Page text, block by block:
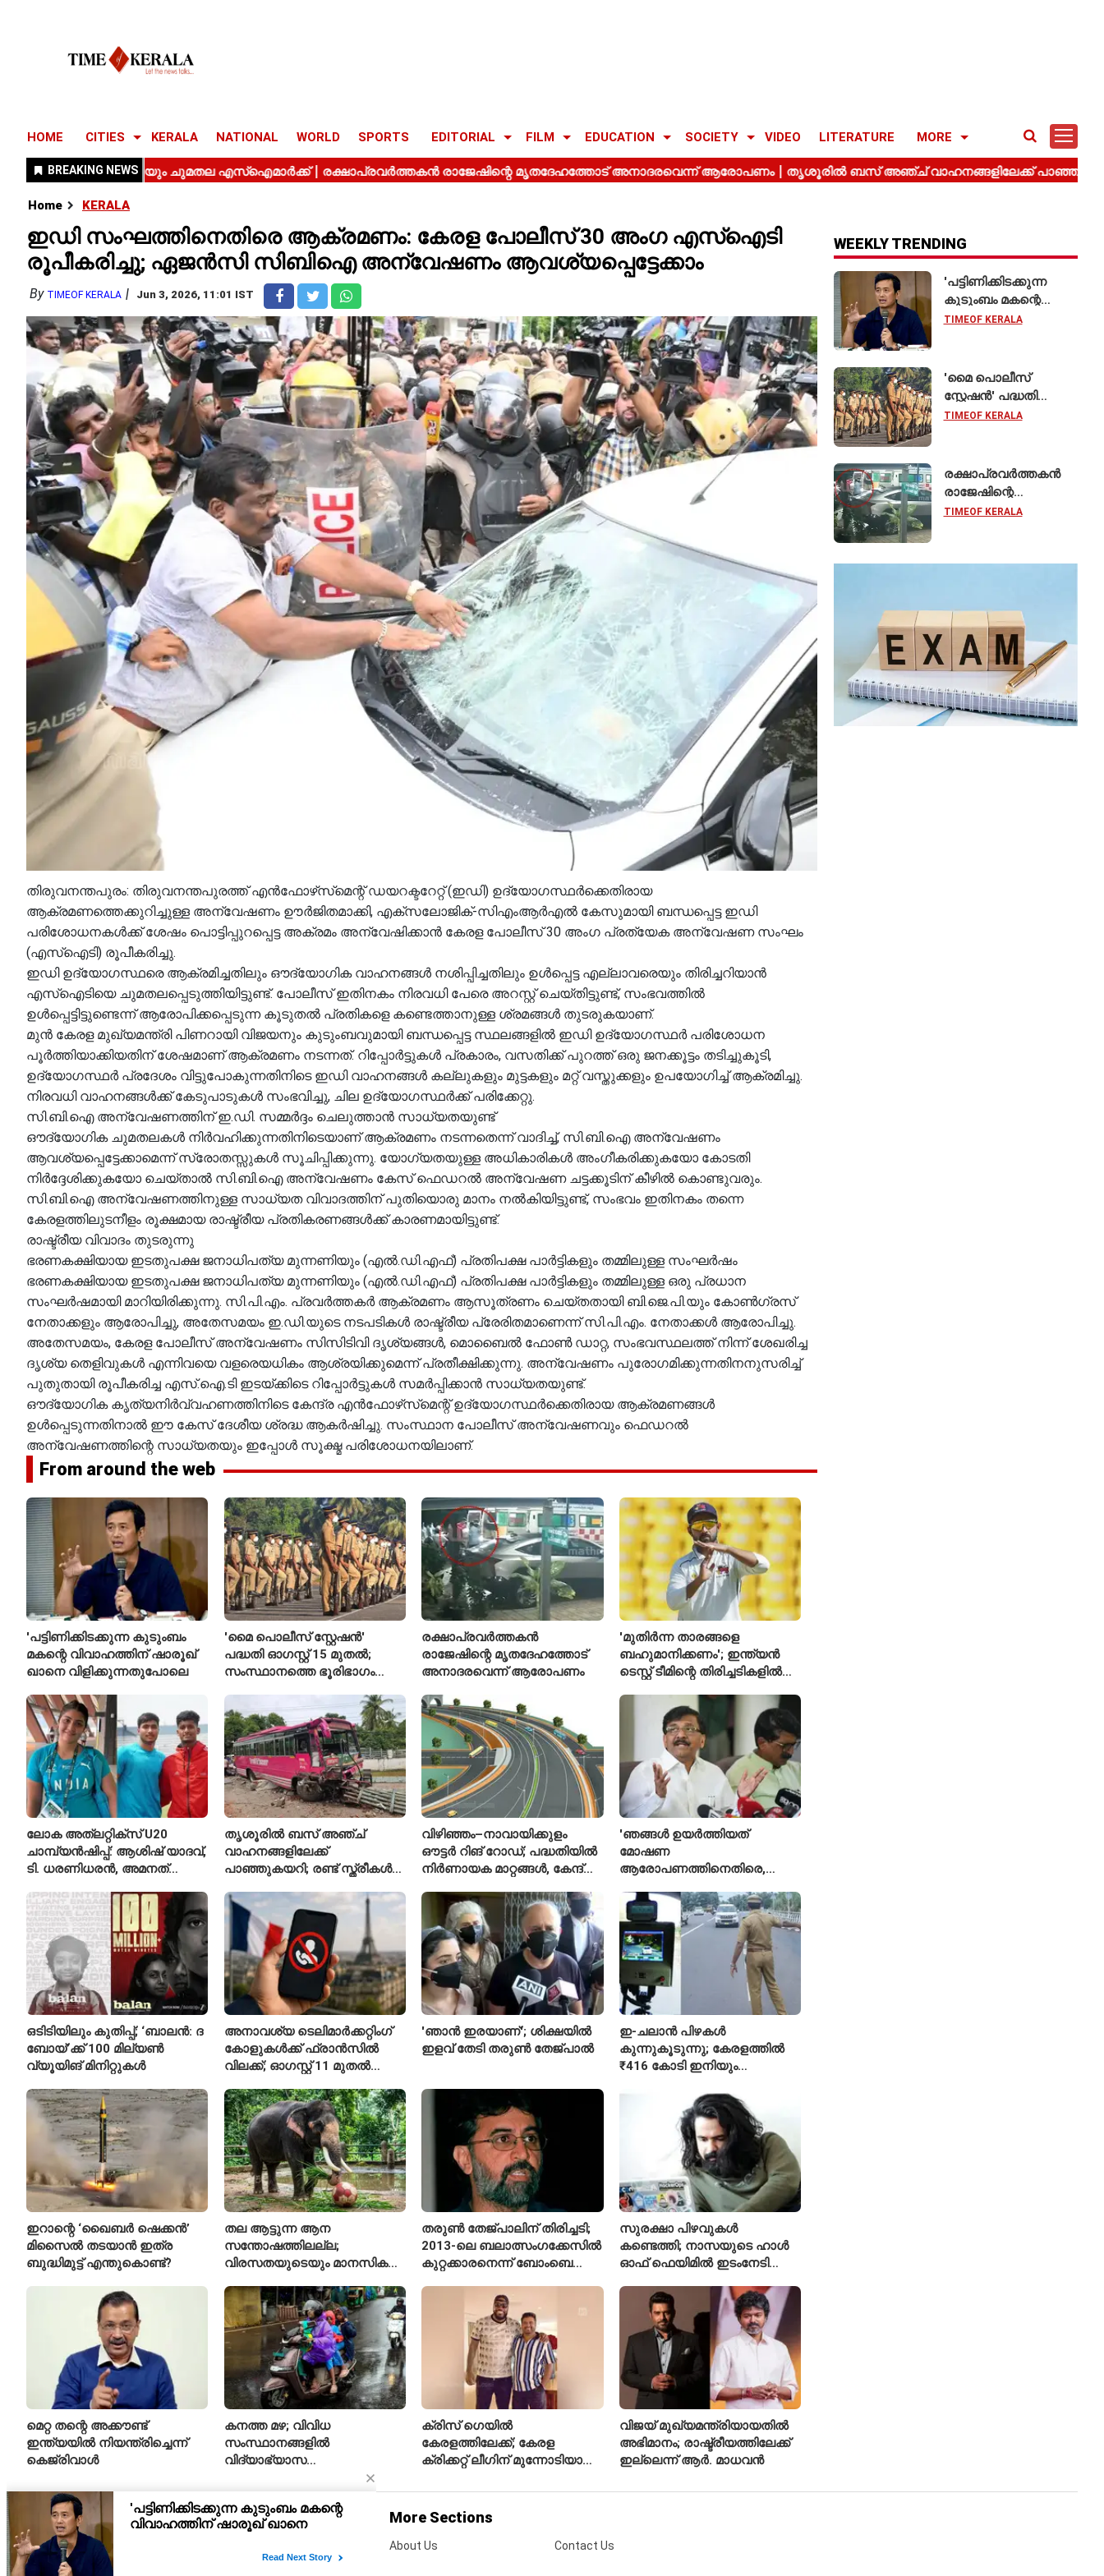
HOME CITIES KERALA NATIONAL WORLD SPORTS EDITORIAL FILM EDUCATION SOCIETY VIDEO LITERATURE MORE
Home KERALA
ഇഡി സംഘത്തിനെതിരെ ആക്രമണം: കേരള പോലീസ് 30 അംഗ എസ്‌ഐടി
രൂപീകരിച്ചു; ഏജൻസി സിബിഐ അന്വേഷണം ആവശ്യപ്പെട്ടേക്കാം
By TIMEOF KERALA Jun 3, 2026, 11:01 IST
തിരുവനന്തപുരം: തിരുവനന്തപുരത്ത് എൻഫോഴ്‌സ്‌മെന്റ് ഡയറക്ടറേറ്റ് (ഇഡി) ഉദ്യോഗസ്ഥർക്കെതിരായ
ആക്രമണത്തെക്കുറിച്ചുള്ള അന്വേഷണം ഊർജിതമാക്കി, എക്സലോജിക്-സിഎംആർഎൽ കേസുമായി ബന്ധപ്പെട്ട ഇഡി
പരിശോധനകൾക്ക് ശേഷം പൊട്ടിപ്പുറപ്പെട്ട അക്രമം അന്വേഷിക്കാൻ കേരള പോലീസ് 30 അംഗ പ്രത്യേക അന്വേഷണ സംഘം
(എസ്‌ഐടി) രൂപീകരിച്ചു.
ഇഡി ഉദ്യോഗസ്ഥരെ ആക്രമിച്ചതിലും ഔദ്യോഗിക വാഹനങ്ങൾ നശിപ്പിച്ചതിലും ഉൾപ്പെട്ട എല്ലാവരെയും തിരിച്ചറിയാൻ
എസ്‌ഐടിയെ ചുമതലപ്പെടുത്തിയിട്ടുണ്ട്. പോലീസ് ഇതിനകം നിരവധി പേരെ അറസ്റ്റ് ചെയ്തിട്ടുണ്ട്, സംഭവത്തിൽ
ഉൾപ്പെട്ടിട്ടുണ്ടെന്ന് ആരോപിക്കപ്പെടുന്ന കൂടുതൽ പ്രതികളെ കണ്ടെത്താനുള്ള ശ്രമങ്ങൾ തുടരുകയാണ്.
മുൻ കേരള മുഖ്യമന്ത്രി പിണറായി വിജയനും കുടുംബവുമായി ബന്ധപ്പെട്ട സ്ഥലങ്ങളിൽ ഇഡി ഉദ്യോഗസ്ഥർ പരിശോധന
പൂർത്തിയാക്കിയതിന് ശേഷമാണ് ആക്രമണം നടന്നത്. റിപ്പോർട്ടുകൾ പ്രകാരം, വസതിക്ക് പുറത്ത് ഒരു ജനക്കൂട്ടം തടിച്ചുകൂടി,
ഉദ്യോഗസ്ഥർ പ്രദേശം വിട്ടുപോകുന്നതിനിടെ ഇഡി വാഹനങ്ങൾ കല്ലുകളും മുട്ടകളും മറ്റ് വസ്തുക്കളും ഉപയോഗിച്ച് ആക്രമിച്ചു.
നിരവധി വാഹനങ്ങൾക്ക് കേടുപാടുകൾ സംഭവിച്ചു, ചില ഉദ്യോഗസ്ഥർക്ക് പരിക്കേറ്റു.
സി.ബി.ഐ അന്വേഷണത്തിന് ഇ.ഡി. സമ്മർദ്ദം ചെലുത്താൻ സാധ്യതയുണ്ട്
ഔദ്യോഗിക ചുമതലകൾ നിർവഹിക്കുന്നതിനിടെയാണ് ആക്രമണം നടന്നതെന്ന് വാദിച്ച്, സി.ബി.ഐ അന്വേഷണം
ആവശ്യപ്പെട്ടേക്കാമെന്ന് സ്രോതസ്സുകൾ സൂചിപ്പിക്കുന്നു. യോഗ്യതയുള്ള അധികാരികൾ അംഗീകരിക്കുകയോ കോടതി
നിർദ്ദേശിക്കുകയോ ചെയ്താൽ സി.ബി.ഐ അന്വേഷണം കേസ് ഫെഡറൽ അന്വേഷണ ചട്ടക്കൂടിന് കീഴിൽ കൊണ്ടുവരും.
സി.ബി.ഐ അന്വേഷണത്തിനുള്ള സാധ്യത വിവാദത്തിന് പുതിയൊരു മാനം നൽകിയിട്ടുണ്ട്, സംഭവം ഇതിനകം തന്നെ
കേരളത്തിലുടനീളം രൂക്ഷമായ രാഷ്ട്രീയ പ്രതികരണങ്ങൾക്ക് കാരണമായിട്ടുണ്ട്.
രാഷ്ട്രീയ വിവാദം തുടരുന്നു
ഭരണകക്ഷിയായ ഇടതുപക്ഷ ജനാധിപത്യ മുന്നണിയും (എൽ.ഡി.എഫ്) പ്രതിപക്ഷ പാർട്ടികളും തമ്മിലുള്ള സംഘർഷം
ഭരണകക്ഷിയായ ഇടതുപക്ഷ ജനാധിപത്യ മുന്നണിയും (എൽ.ഡി.എഫ്) പ്രതിപക്ഷ പാർട്ടികളും തമ്മിലുള്ള ഒരു പ്രധാന
സംഘർഷമായി മാറിയിരിക്കുന്നു. സി.പി.എം. പ്രവർത്തകർ ആക്രമണം ആസൂത്രണം ചെയ്തതായി ബി.ജെ.പി.യും കോൺഗ്രസ്
നേതാക്കളും ആരോപിച്ചു, അതേസമയം ഇ.ഡി.യുടെ നടപടികൾ രാഷ്ട്രീയ പ്രേരിതമാണെന്ന് സി.പി.എം. നേതാക്കൾ ആരോപിച്ചു.
അതേസമയം, കേരള പോലീസ് അന്വേഷണം സിസിടിവി ദൃശ്യങ്ങൾ, മൊബൈൽ ഫോൺ ഡാറ്റ, സംഭവസ്ഥലത്ത് നിന്ന് ശേഖരിച്ച
ദൃശ്യ തെളിവുകൾ എന്നിവയെ വളരെയധികം ആശ്രയിക്കുമെന്ന് പ്രതീക്ഷിക്കുന്നു. അന്വേഷണം പുരോഗമിക്കുന്നതിനനുസരിച്ച്
പുതുതായി രൂപീകരിച്ച എസ്.ഐ.ടി ഇടയ്ക്കിടെ റിപ്പോർട്ടുകൾ സമർപ്പിക്കാൻ സാധ്യതയുണ്ട്.
ഔദ്യോഗിക കൃത്യനിര്‍വ്വഹണത്തിനിടെ കേന്ദ്ര എന്‍ഫോഴ്‌സ്‌മെന്റ് ഉദ്യോഗസ്ഥര്‍ക്കെതിരായ ആക്രമണങ്ങള്‍
ഉള്‍പ്പെടുന്നതിനാല്‍ ഈ കേസ് ദേശീയ ശ്രദ്ധ ആകര്‍ഷിച്ചു. സംസ്ഥാന പോലീസ് അന്വേഷണവും ഫെഡറല്‍
അന്വേഷണത്തിന്റെ സാധ്യതയും ഇപ്പോള്‍ സൂക്ഷ്മ പരിശോധനയിലാണ്.
From around the web
'പട്ടിണിക്കിടക്കുന്ന കുടുംബം
മകന്റെ വിവാഹത്തിന് ഷാരൂഖ്
ഖാനെ വിളിക്കുന്നതുപോലെ
'മൈ പൊലീസ് സ്റ്റേഷൻ'
പദ്ധതി ഓഗസ്റ്റ് 15 മുതൽ;
സംസ്ഥാനത്തെ ഭൂരിഭാഗം
എസ്‌ഐമാർക്ക്
രക്ഷാപ്രവർത്തകൻ
രാജേഷിന്റെ മൃതദേഹത്തോട്
അനാദരവെന്ന് ആരോപണം
'മുതിർന്ന താരങ്ങളെ
ബഹുമാനിക്കണം'; ഇന്ത്യൻ
ടെസ്റ്റ് ടീമിന്റെ തിരിച്ചടികളിൽ
ലോക അത്‌ലറ്റിക്സ് U20
ചാമ്പ്യൻഷിപ്പ്: ആശിഷ് യാദവ്,
ടി. ധരണിധരൻ, അമനത്
തൃശൂരിൽ ബസ് അഞ്ച്
വാഹനങ്ങളിലേക്ക്
പാഞ്ഞുകയറി; രണ്ട് സ്ത്രീകൾ
വിഴിഞ്ഞം–നാവായിക്കുളം
ഔട്ടർ റിങ് റോഡ്; പദ്ധതിയിൽ
നിർണായക മാറ്റങ്ങൾ, കേന്ദ്രം
'ഞങ്ങൾ ഉയർത്തിയത്
മോഷണ
ആരോപണത്തിനെതിരെ,
റിജിജുവിന് മറുപടിയുമായി
സഞ്ജയ് റാവത്ത്
ഒടിടിയിലും കുതിപ്പ്; ‘ബാലൻ: ദ
ബോയ്’ക്ക് 100 മില്യൺ
വ്യൂയിങ് മിനിറ്റുകൾ
അനാവശ്യ ടെലിമാർക്കറ്റിംഗ്
കോളുകൾക്ക് ഫ്രാൻസിൽ
വിലക്ക്; ഓഗസ്റ്റ് 11 മുതൽ
'ഞാൻ ഇരയാണ്'; ശിക്ഷയിൽ
ഇളവ് തേടി തരുണ്‍ തേജ്പാൽ
ഇ-ചലാൻ പിഴകൾ
കുന്നുകൂടുന്നു; കേരളത്തിൽ
₹416 കോടി ഇനിയും
ഇറാന്റെ ‘ഖൈബർ ഷെക്കൻ’
മിസൈൽ തടയാൻ ഇത്ര
ബുദ്ധിമുട്ട് എന്തുകൊണ്ട്?
തല ആട്ടുന്ന ആന
സന്തോഷത്തിലല്ല;
വിരസതയുടെയും മാനസിക
ലക്ഷണമെന്ന് വിദഗ്ധർ
തരുൺ തേജ്പാലിന് തിരിച്ചടി;
2013-ലെ ബലാത്സംഗക്കേസിൽ
കുറ്റക്കാരനെന്ന് ബോംബെ
സുരക്ഷാ പിഴവുകൾ
കണ്ടെത്തി; നാസയുടെ ഹാൾ
ഓഫ് ഫെയിമിൽ ഇടംനേടി
മെറ്റ തന്റെ അക്കൗണ്ട്
ഇന്ത്യയിൽ നിയന്ത്രിച്ചെന്ന്
കെജ്‌രിവാൾ
കനത്ത മഴ; വിവിധ
സംസ്ഥാനങ്ങളിൽ
വിദ്യാഭ്യാസ
ക്രിസ് ഗെയിൽ
കേരളത്തിലേക്ക്; കേരള
ക്രിക്കറ്റ് ലീഗിന് മുന്നോടിയായി
നൽകും
വിജയ് മുഖ്യമന്ത്രിയായതിൽ
അഭിമാനം; രാഷ്ട്രീയത്തിലേക്ക്
ഇല്ലെന്ന് ആർ. മാധവൻ
WEEKLY TRENDING
'പട്ടിണിക്കിടക്കുന്ന
കുടുംബം മകന്റെ
വിവാഹത്തിന് ഷാരൂഖ്
TIMEOF KERALA
'മൈ പൊലീസ്
സ്റ്റേഷൻ' പദ്ധതി
ഓഗസ്റ്റ് 15 മുതൽ;
സ്റ്റേഷനുകളുടെയും
ചുമതല
എസ്‌ഐമാർക്ക്
TIMEOF KERALA
രക്ഷാപ്രവർത്തകൻ
രാജേഷിന്റെ
മൃതദേഹത്തോട്
TIMEOF KERALA
More Sections
About Us Contact Us